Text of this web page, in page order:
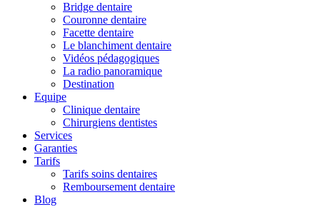
Bridge dentaire
Couronne dentaire
Facette dentaire
Le blanchiment dentaire
Vidéos pédagogiques
La radio panoramique
Destination
Equipe
Clinique dentaire
Chirurgiens dentistes
Services
Garanties
Tarifs
Tarifs soins dentaires
Remboursement dentaire
Blog